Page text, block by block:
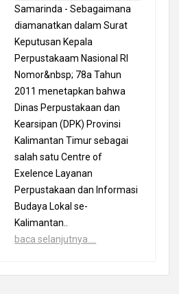
Samarinda - Sebagaimana
diamanatkan dalam Surat
Keputusan Kepala
Perpustakaam Nasional RI
Nomor&nbsp; 78a Tahun
2011 menetapkan bahwa
Dinas Perpustakaan dan
Kearsipan (DPK) Provinsi
Kalimantan Timur sebagai
salah satu Centre of
Exelence Layanan
Perpustakaan dan Informasi
Budaya Lokal se-
Kalimantan..
baca selanjutnya....